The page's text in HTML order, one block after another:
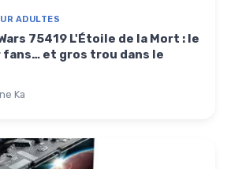
ADULTES
75419 L'Étoile de la Mort : le
et gros trou dans le
Ka